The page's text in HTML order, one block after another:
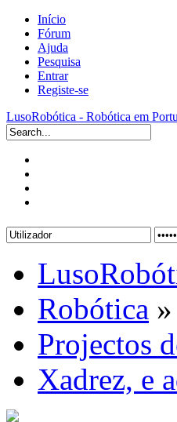
Início
Fórum
Ajuda
Pesquisa
Entrar
Registe-se
LusoRobótica - Robótica em
Robótica »
Projectos
Xadrez, e